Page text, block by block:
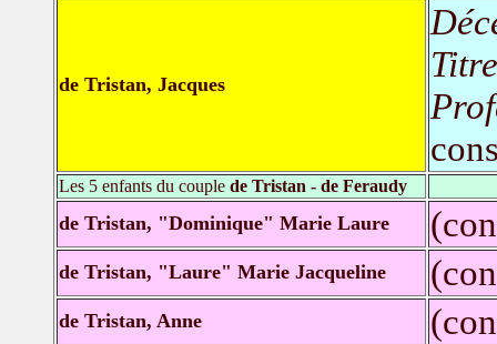
de Tristan, Jacques
Les 5 enfants du couple de Tristan - de Feraudy
de Tristan, "Dominique" Marie Laure
de Tristan, "Laure" Marie Jacqueline
de Tristan, Anne